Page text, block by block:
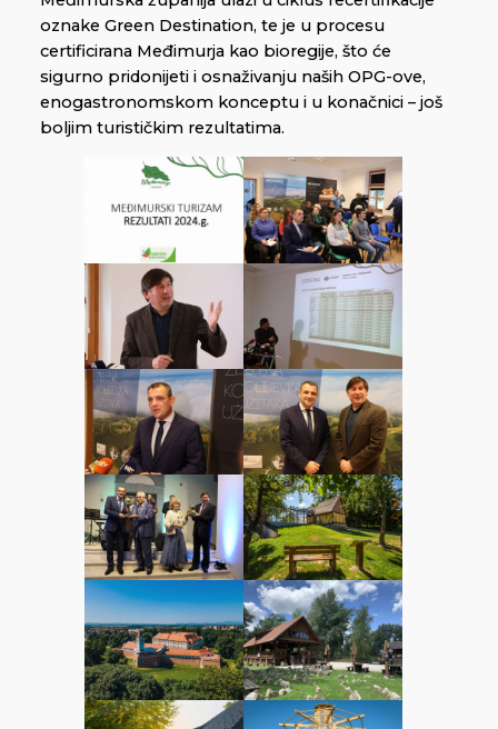
oznake Green Destination, te je u procesu
certificirana Međimurja kao bioregije, što će
sigurno pridonijeti i osnaživanju naših OPG-ove,
enogastronomskom konceptu i u konačnici – još
boljim turističkim rezultatima.